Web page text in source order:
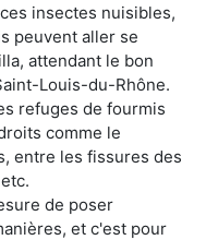
insectes nuisibles,
peuvent aller se
attendant le bon
Louis-du-Rhône.
refuges de fourmis
comme le
entre les fissures des
de poser
et c'est pour